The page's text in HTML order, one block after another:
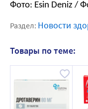
Фото: Esin Deniz /
Раздел: Новости
Товары по теме: